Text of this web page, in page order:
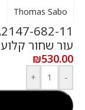
עור שחור
Thomas Sabo
₪530.00
-
+